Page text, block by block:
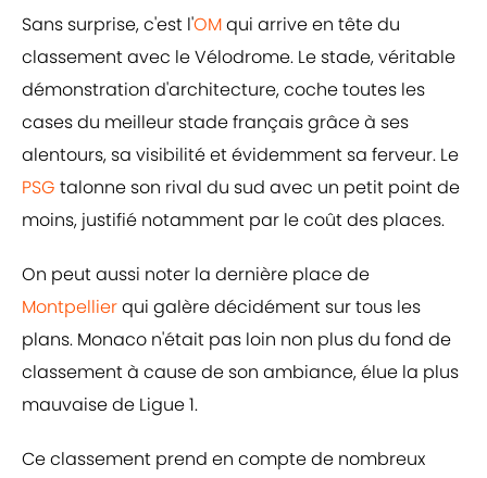
Sans surprise, c'est l'OMqui arrive en tête du
classement avec le Vélodrome. Le stade, véritable
démonstration d'architecture, coche toutes les
cases du meilleur stade français grâce à ses
alentours, sa visibilité et évidemment sa ferveur. Le
PSG talonne son rival du sud avec un petit point de
moins, justifié notamment par le coût des places.
On peut aussi noter la dernière place de
Montpellierqui galère décidément sur tous les
plans. Monaco n'était pas loin non plus du fond de
classement à cause de son ambiance, élue la plus
mauvaise de Ligue 1.
Ce classement prend en compte de nombreux